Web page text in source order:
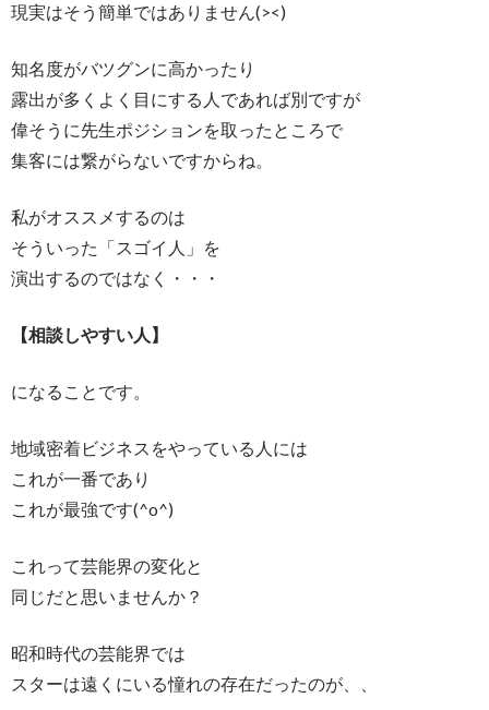
現実はそう簡単ではありません(><)
知名度がバツグンに高かったり
露出が多くよく目にする人であれば別ですが
偉そうに先生ポジションを取ったところで
集客には繋がらないですからね。
私がオススメするのは
そういった「スゴイ人」を
演出するのではなく・・・
【相談しやすい人】
になることです。
地域密着ビジネスをやっている人には
これが一番であり
これが最強です(^o^)
これって芸能界の変化と
同じだと思いませんか？
昭和時代の芸能界では
スターは遠くにいる憧れの存在だったのが、、